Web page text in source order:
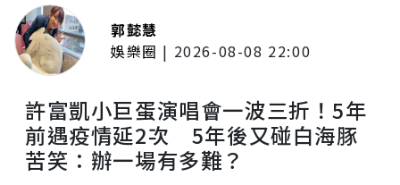
郭懿慧
娛樂圈 | 2026-08-08 22:00
許富凱小巨蛋演唱會一波三折！5年
前遇疫情延2次 5年後又碰白海豚
苦笑：辦一場有多難？